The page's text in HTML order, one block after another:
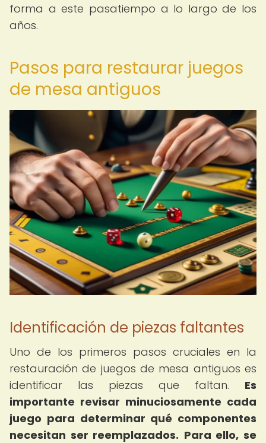
forma a este pasatiempo a lo largo de los
años.
Pasos para restaurar juegos
de mesa antiguos
Identificación de piezas faltantes
Uno de los primeros pasos cruciales en la
restauración de juegos de mesa antiguos es
identificar las piezas que faltan. Es
importante revisar minuciosamente cada
juego para determinar qué componentes
necesitan ser reemplazados. Para ello, se